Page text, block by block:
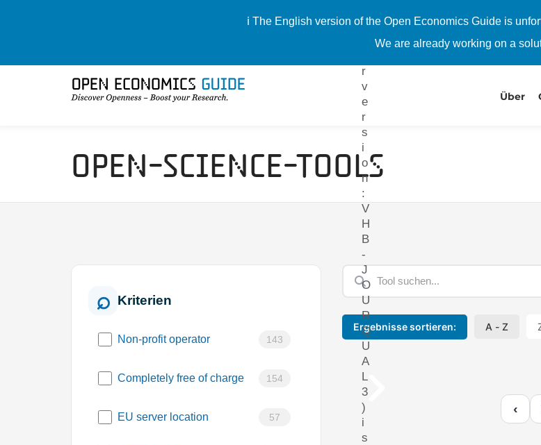
ℹ️ The English version of the Open Economics Guide is
We are already working on a
Über
Open-Science-Tools
Kriterien
Non-profit operator 143
Completely free of charge 154
EU server location 57
Ergebnisse sortieren: A - Z
n
r
v
e
r
s
i
o
n
:
V
H
B
-
J
O
U
R
Q
U
A
L
3
)
i
s
‹